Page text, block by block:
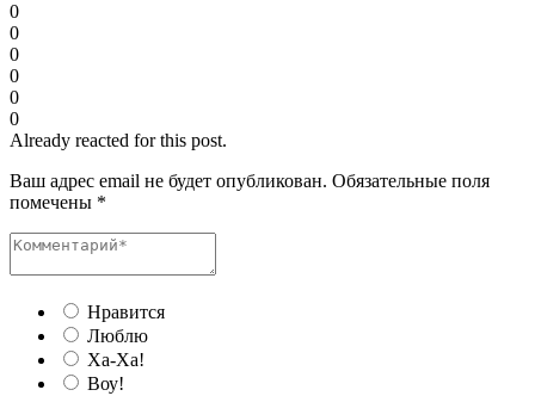
0
0
0
0
0
0
Already reacted for this post.
Ваш адрес email не будет опубликован. Обязательные поля
помечены *
Нравится
Люблю
Ха-Ха!
Воу!